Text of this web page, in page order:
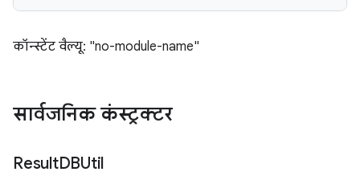
कॉन्स्टेंट वैल्यू: "no-module-name"
सार्वजनिक कंस्ट्रक्टर
ResultDBUtil